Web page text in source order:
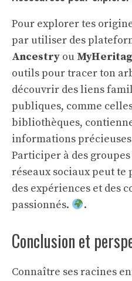
Pour explorer tes
par utiliser des
Ancestry ou
outils pour tracer ton
découvrir des liens
publiques, comme
bibliothèques,
informations
Participer à des
réseaux sociaux peut te
des expériences et des
passionnés.
.
Conclusion et
Connaître ses racines